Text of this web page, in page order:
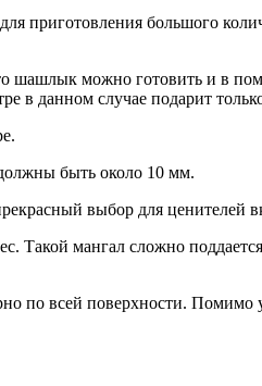
приготовления большого
шашлык можно готовить и в
в данном случае подарит
быть около 10 мм.
выбор для ценителей
Такой мангал сложно
по всей поверхности.